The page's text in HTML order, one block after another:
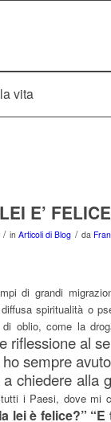
vita
E’
/ in Articoli di Blog / da
di grandi
spiritualità o
oblio, come la
riflessione al
ho sempre
chiedere alla
i Paesi, dove mi
lei è felice?”